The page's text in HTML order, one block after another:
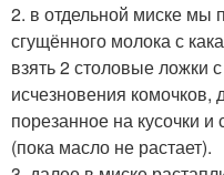
2. в отдельной миске
сгущённого молока с
взять 2 столовые ложки
исчезновения
порезанное на кусочки
(пока масло не растает).